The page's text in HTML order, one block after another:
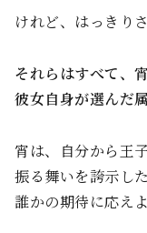
けれど、はっきり
それらはすべて、
彼女自身が選んだ
宵は、自分から王
振る舞いを誇示し
誰かの期待に応え